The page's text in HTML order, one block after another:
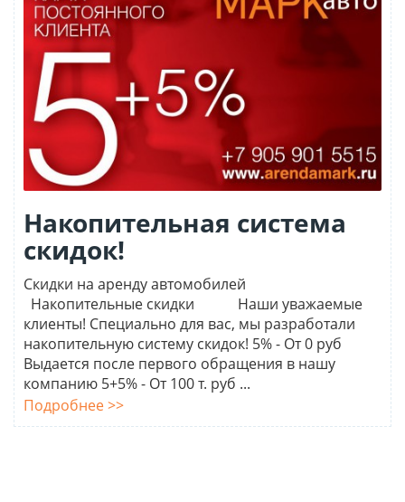
Накопительная система
скидок!
Скидки на аренду автомобилей
Накопительные скидки Наши уважаемые
клиенты! Специально для вас, мы разработали
накопительную систему скидок! 5% - От 0 руб
Выдается после первого обращения в нашу
компанию 5+5% - От 100 т. руб ...
Подробнее >>